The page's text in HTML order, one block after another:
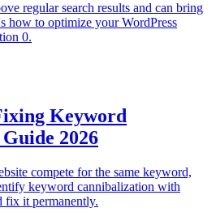
regular search results and can bring
how to optimize your WordPress
0.
Keyword
2026
compete for the same keyword,
keyword cannibalization with
fix it permanently.